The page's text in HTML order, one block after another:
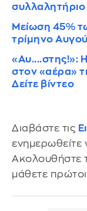
Μείωση 45%
τρίμηνο
«Αυ....στης!»:
στον «αέρα»
Δείτε βίντεο
Διαβάστε τις
ενημερωθείτε
Ακολουθήστε
μάθετε πρώτοι